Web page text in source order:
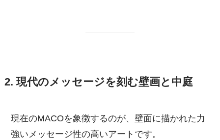
2. 現代のメッセージを刻む壁画と中庭
現在のMACOを象徴するのが、壁面に描かれた力
強いメッセージ性の高いアートです。